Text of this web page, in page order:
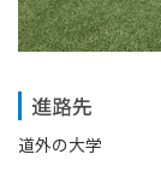
進路先
道外の大学